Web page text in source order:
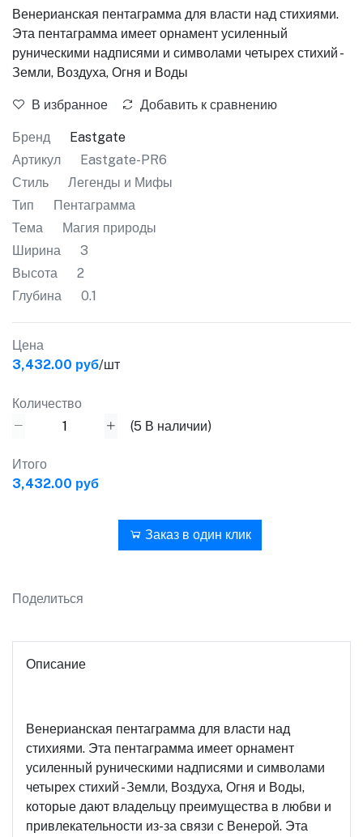
Венерианская пентаграмма для власти над стихиями.
Эта пентаграмма имеет орнамент усиленный
руническими надписями и символами четырех стихий -
Земли, Воздуха, Огня и Воды
В избранное Добавить к сравнению
Бренд
Eastgate
Артикул
Eastgate-PR6
Стиль
Легенды и Мифы
Тип
Пентаграмма
Тема
Магия природы
Ширина
3
Высота
2
Глубина
0.1
Цена
3,432.00 руб/шт
Количество
(5 В наличии)
Итого
3,432.00 руб
Заказ в один клик
Поделиться
Описание
Венерианская пентаграмма для власти над
стихиями. Эта пентаграмма имеет орнамент
усиленный руническими надписями и символами
четырех стихий - Земли, Воздуха, Огня и Воды,
которые дают владельцу преимущества в любви и
привлекательности из-за связи с Венерой. Эта